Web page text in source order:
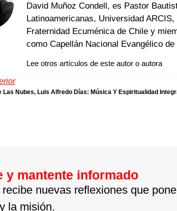
David Muñoz Condell, es Pastor
Latinoamericanas, Universidad
Fraternidad Ecuménica de Chile y
como Capellán Nacional Evangélico
Lee otros artículos de este autor o autora
y mantente informado
nuevas reflexiones que
la misión.